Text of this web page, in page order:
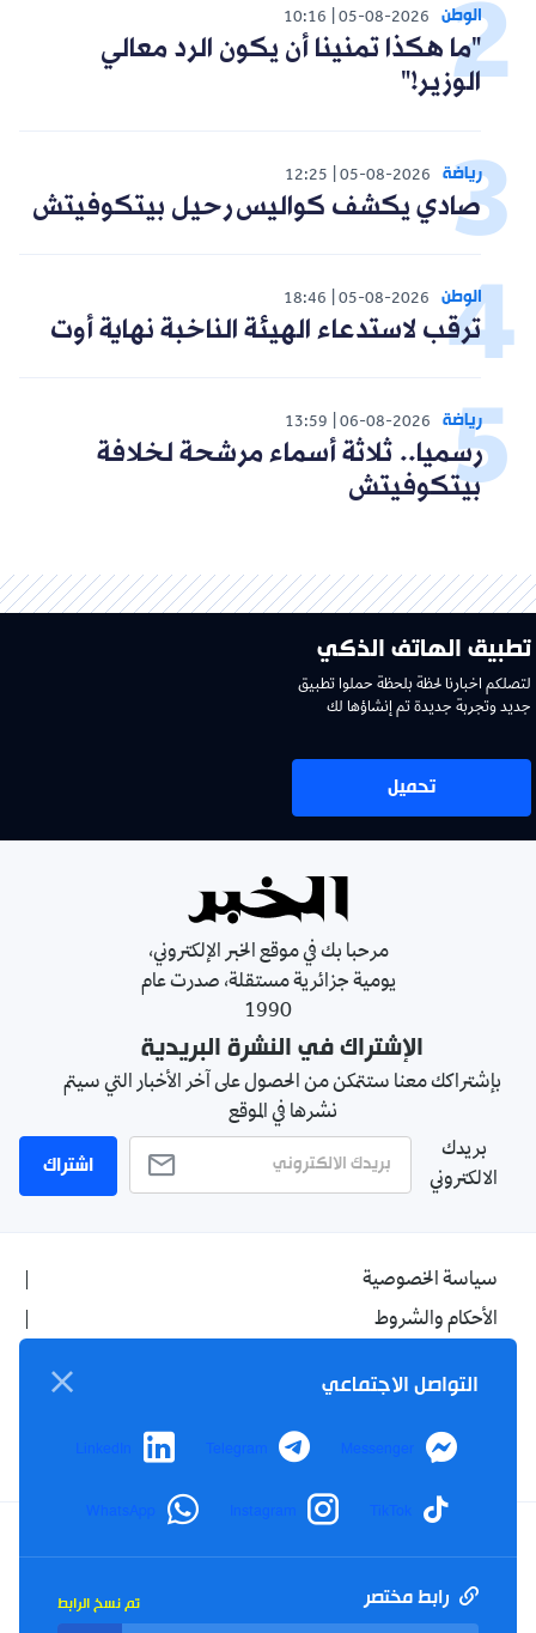
الوطن 05-08-2026
10:16
"ما هكذا تمنينا أن يكون الرد معالي
الوزير!"
رياضة 05-08-2026
12:25
صادي يكشف كواليس رحيل بيتكوفيتش
الوطن 05-08-2026
18:46
ترقب لاستدعاء الهيئة الناخبة نهاية أوت
رياضة 06-08-2026
13:59
رسميا.. ثلاثة أسماء مرشحة لخلافة
بيتكوفيتش
تطبيق الهاتف الذكي
لتصلكم اخبارنا لحظة بلحظة حملوا تطبيق
جديد وتجربة جديدة تم إنشاؤها لك
تحميل
مرحبا بك في موقع الخبر الإلكتروني،
يومية جزائرية مستقلة، صدرت عام
1990
الإشتراك في النشرة البريدية
بإشتراكك معنا ستتمكن من الحصول على آخر الأخبار التي سيتم
نشرها في الموقع
بريدك
الالكتروني
اشتراك
سياسة الخصوصية
الأحكام والشروط
اتصل بنا
من نحن
Facebook
YouTube
TikTok
Twitter
التواصل الاجتماعي
Messenger
Telegram
LinkedIn
TikTok
Instagram
WhatsApp
رابط مختصر تم نسخ الرابط